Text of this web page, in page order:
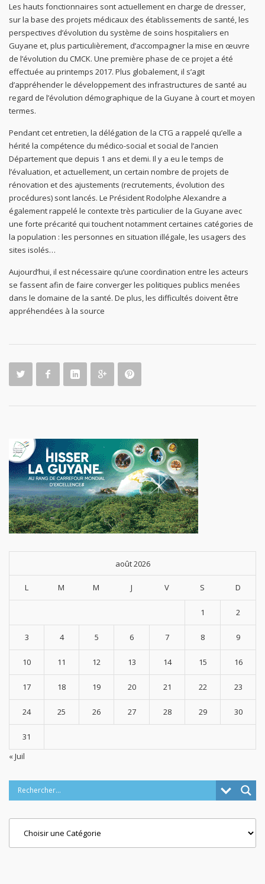
Les hauts fonctionnaires sont actuellement en charge de dresser,
sur la base des projets médicaux des établissements de santé, les
perspectives d’évolution du système de soins hospitaliers en
Guyane et, plus particulièrement, d’accompagner la mise en œuvre
de l’évolution du CMCK. Une première phase de ce projet a été
effectuée au printemps 2017. Plus globalement, il s’agit
d’appréhender le développement des infrastructures de santé au
regard de l’évolution démographique de la Guyane à court et moyen
termes.
Pendant cet entretien, la délégation de la CTG a rappelé qu’elle a
hérité la compétence du médico-social et social de l’ancien
Département que depuis 1 ans et demi. Il y a eu le temps de
l’évaluation, et actuellement, un certain nombre de projets de
rénovation et des ajustements (recrutements, évolution des
procédures) sont lancés. Le Président Rodolphe Alexandre a
également rappelé le contexte très particulier de la Guyane avec
une forte précarité qui touchent notamment certaines catégories de
la population : les personnes en situation illégale, les usagers des
sites isolés…
Aujourd’hui, il est nécessaire qu’une coordination entre les acteurs
se fassent afin de faire converger les politiques publics menées
dans le domaine de la santé. De plus, les difficultés doivent être
appréhendées à la source
août 2026
L M M J V S D
1 2
3 4 5 6 7 8 9
10 11 12 13 14 15 16
17 18 19 20 21 22 23
24 25 26 27 28 29 30
31
« Juil